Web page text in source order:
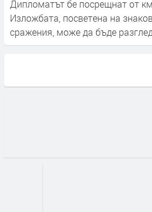
Дипломатът бе посрещнат от
Изложбата, посветена на
сражения, може да бъде